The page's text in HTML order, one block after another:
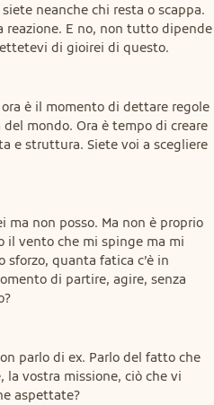
neanche chi resta o scappa.
reazione. E no, non tutto dipende
di gioirei di questo.
è il momento di dettare regole
mondo. Ora è tempo di creare
e struttura. Siete voi a scegliere
ma non posso. Ma non è proprio
il vento che mi spinge ma mi
quanta fatica c’è in
di partire, agire, senza
parlo di ex. Parlo del fatto che
la vostra missione, ciò che vi
aspettate?